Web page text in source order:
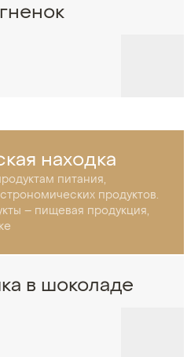
находка
питания,
продуктов.
– пищевая продукция,
в шоколаде